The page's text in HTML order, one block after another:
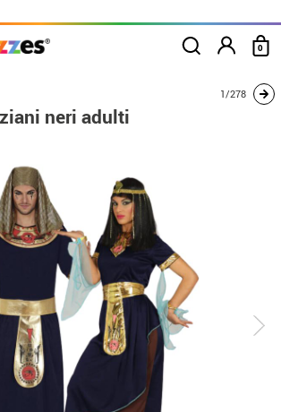
0
Coppia di egiziani neri adulti1/278
neri adulti